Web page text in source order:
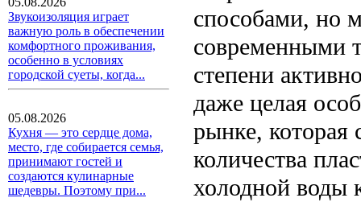
Звукоизоляция играет
важную роль в обеспечении
комфортного проживания,
особенно в условиях
городской суеты, когда...
05.08.2026
Кухня — это сердце дома,
место, где собирается семья,
принимают гостей и
создаются кулинарные
шедевры. Поэтому при...
способами, но
современными
степени
даже целая
рынке, которая
количества
холодной воды